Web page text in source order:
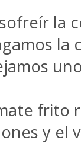
la
la
frito
y el